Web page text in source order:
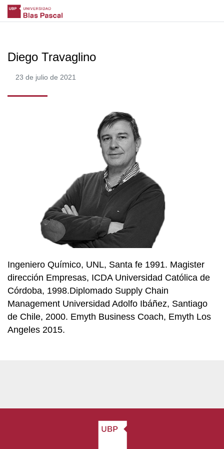
Diego Travaglino
23 de julio de 2021
Ingeniero Químico, UNL, Santa fe 1991. Magister
dirección Empresas, ICDA Universidad Católica de
Córdoba, 1998.Diplomado Supply Chain
Management Universidad Adolfo Ibáñez, Santiago
de Chile, 2000. Emyth Business Coach, Emyth Los
Angeles 2015.